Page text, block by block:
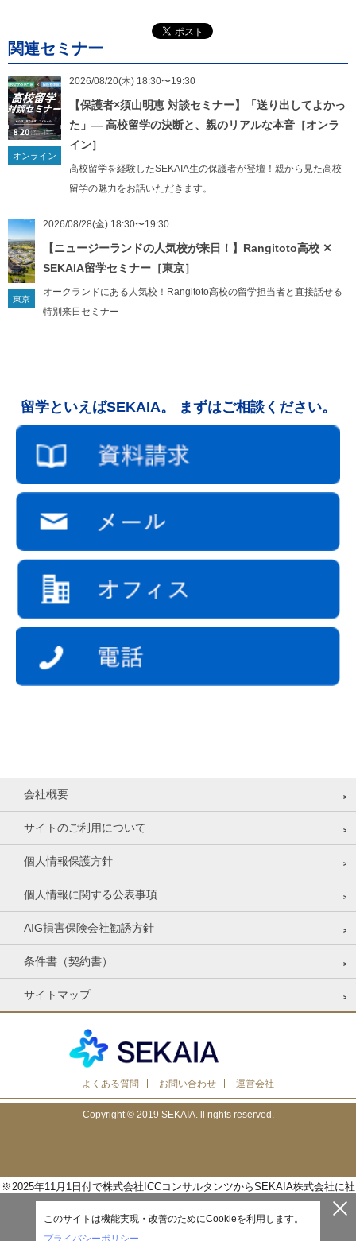
４）取得の任意性について
を提供していただけない場合は当社が提供するサービスがご利用にな
れないことがあります。
５）個人情報の開示等の請求について
当社に提供して頂いた個人情報について、利用目的の通知、個人情報
の開示、訂正、項目の追加または削除、消去や利用停止、提供停止を
までご連絡ください。
６）Cookie、アクセスログについて
当社のウェブサイトでは、Cookie（クッキー）及び第三者による解析
サービスのウェブビーコンを使用しております。これらの使用目的は
きに警告を表示させたりすることができます。クッキーを拒否した場
【個人情報に関するお問い合わせ先】
SEKAIA株式会社
個人情報保護管理者：IT・コンプライアンス統括室 ディレクター
TEL：03-6434-1315 E-mail：info@sekaia.co.jp
受付時間 平日（祝祭日を除く）10:00～17:00
関連セミナー
オンライン
2026/08/20(木) 18:30〜19:30
【保護者×須山明恵 対談セミナー】「送り出してよかっ
た」— 高校留学の決断と、親のリアルな本音［オンラ
イン］
高校留学を経験したSEKAIA生の保護者が登壇！親から見た高校
留学の魅力をお話いただきます。
東京
2026/08/28(金) 18:30〜19:30
【ニュージーランドの人気校が来日！】Rangitoto高校 ✕
SEKAIA留学セミナー［東京］
オークランドにある人気校！Rangitoto高校の留学担当者と直接話せる
特別来日セミナー
留学といえばSEKAIA。 まずはご相談ください。
会社概要
サイトのご利用について
個人情報保護方針
個人情報に関する公表事項
AIG損害保険会社勧誘方針
条件書（契約書）
サイトマップ
よくある質問 お問い合わせ 運営会社
Copyright © 2019 SEKAIA. ll rights reserved.
※2025年11月1日付で株式会社ICCコンサルタンツからSEKAIA株式会社に社
このサイトは機能実現・改善のためにCookieを利用します。
プライバシーポリシー